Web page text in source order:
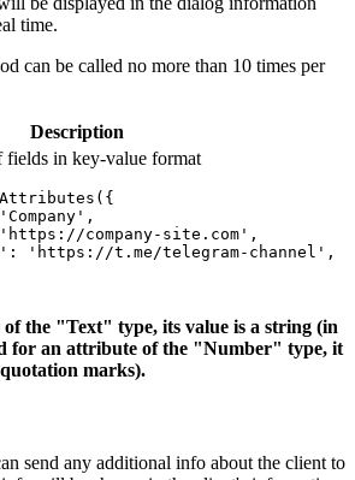
time.
can be called no more than 10 times per
Description
fields in key-value format
company-site.com',
'https://t.me/telegram-channel',
the "Text" type, its value is a string (in
for an attribute of the "Number" type, it
marks).
send any additional info about the client to